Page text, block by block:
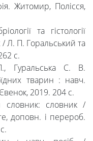
Житомир, Полісся,
та гістології
/ Л. П. Горальський та
с.
Гуральська С. В.
тварин : навч.
2019. 204 с.
словник: словник /
доповн. і перероб.